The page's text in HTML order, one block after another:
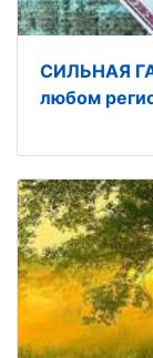
СИЛЬНАЯ
любом